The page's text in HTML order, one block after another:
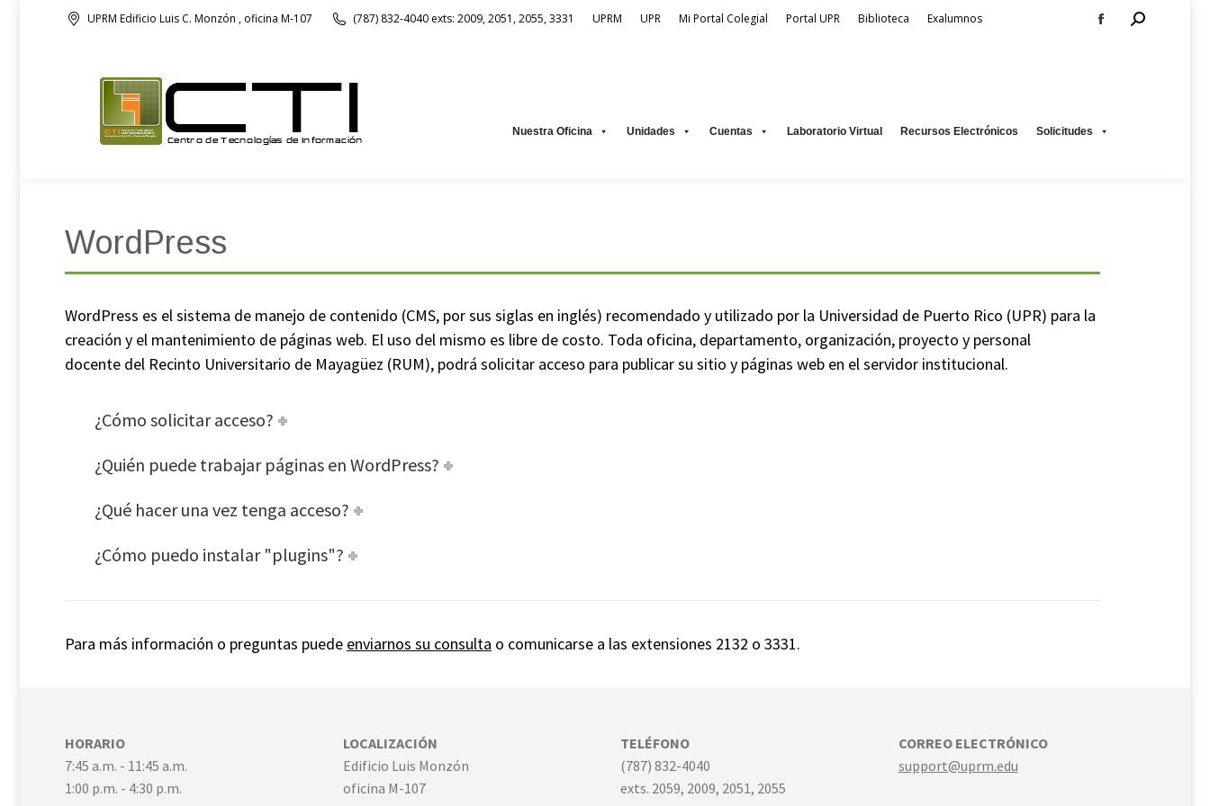
UPRM Edificio Luis C. Monzón , oficina M-107 (787) 832-4040 exts: 2009, 2051, 2055, 3331 UPRM UPR Mi Portal Colegial Portal UPR Biblioteca Exalumnos
Facebook
Search:
Nuestra Oficina Unidades Cuentas Laboratorio Virtual Recursos Electrónicos Solicitudes
WordPress
WordPress es el sistema de manejo de contenido (CMS, por sus siglas en inglés) recomendado y utilizado por la Universidad de Puerto Rico (UPR) para la
creación y el mantenimiento de páginas web. El uso del mismo es libre de costo. Toda oficina, departamento, organización, proyecto y personal
docente del Recinto Universitario de Mayagüez (RUM), podrá solicitar acceso para publicar su sitio y páginas web en el servidor institucional.
¿Cómo solicitar acceso?
¿Quién puede trabajar páginas en WordPress?
¿Qué hacer una vez tenga acceso?
¿Cómo puedo instalar "plugins"?
Para más información o preguntas puede enviarnos su consulta o comunicarse a las extensiones 2132 o 3331.
HORARIO
7:45 a.m. - 11:45 a.m.
1:00 p.m. - 4:30 p.m.
LOCALIZACIÓN
Edificio Luis Monzón
oficina M-107
TELÉFONO
(787) 832-4040
exts. 2059, 2009, 2051, 2055
CORREO ELECTRÓNICO
support@uprm.edu